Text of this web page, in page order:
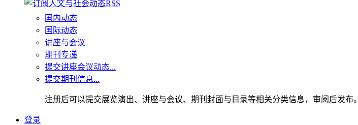
国内动态
国际动态
讲座与会议
期刊专递
提交讲座会议动态...
提交期刊信息...
注册后可以提交展览演出、讲座与会议、期刊封面与目录等相关分类信息，审阅后发布。
登录